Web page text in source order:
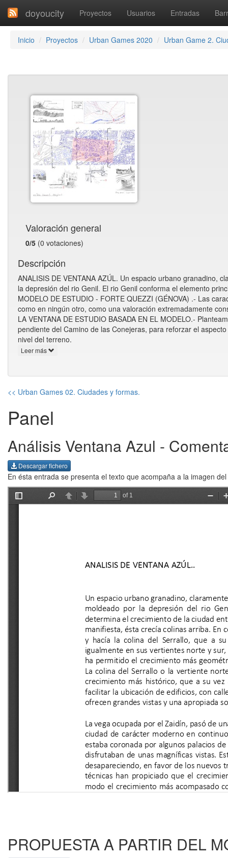
doyoucity Proyectos Usuarios Entradas
Inicio Proyectos Urban Games 2020 Urban Game 2.
Valoración general
0/5 (0 votaciones)
Descripción
ANALISIS DE VENTANA AZÚL. Un espacio urbano granadino,
la depresión del rio Genil. El rio Genil conforma el elemento
MODELO DE ESTUDIO - FORTE QUEZZI (GÉNOVA) .- Las
como en ningún otro, como una valoración extremadamente
LA VENTANA DE ESTUDIO BASADA EN EL MODELO.-
pendiente del Camino de las Conejeras, para reforzar el
nivel del terreno.
Leer más
<< Urban Games 02. Ciudades y formas.
Panel
Análisis Ventana Azul -
Descargar fichero
En ésta entrada se presenta el texto que acompaña a la imagen
PROPUESTA A PARTIR DEL